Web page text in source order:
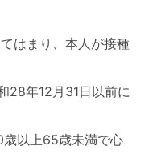
はまり、本人が接種
28年12月31日以前に
歳以上65歳未満で心